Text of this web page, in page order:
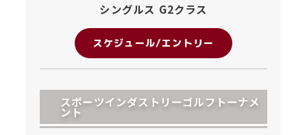
シングルス G2クラス
スケジュール/エントリー
スポーツインダストリーゴルフトーナメ
ント